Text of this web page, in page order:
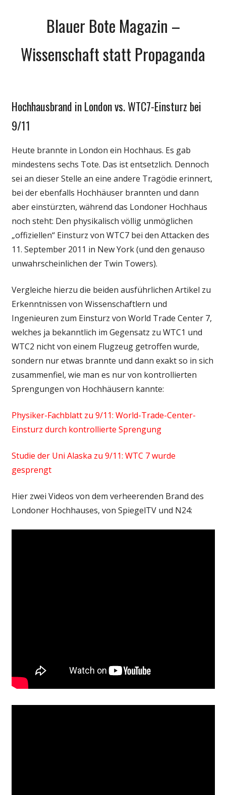
Blauer Bote Magazin –
Wissenschaft statt Propaganda
Gesellschaft
Wissenschaft
Hochhausbrand in London vs. WTC7-Einsturz bei
9/11
Heute brannte in London ein Hochhaus. Es gab
mindestens sechs Tote. Das ist entsetzlich. Dennoch
sei an dieser Stelle an eine andere Tragödie erinnert,
bei der ebenfalls Hochhäuser brannten und dann
aber einstürzten, während das Londoner Hochhaus
noch steht: Den physikalisch völlig unmöglichen
„offiziellen“ Einsturz von WTC7 bei den Attacken des
11. September 2011 in New York (und den genauso
unwahrscheinlichen der Twin Towers).
Vergleiche hierzu die beiden ausführlichen Artikel zu
Erkenntnissen von Wissenschaftlern und
Ingenieuren zum Einsturz von World Trade Center 7,
welches ja bekanntlich im Gegensatz zu WTC1 und
WTC2 nicht von einem Flugzeug getroffen wurde,
sondern nur etwas brannte und dann exakt so in sich
zusammenfiel, wie man es nur von kontrollierten
Sprengungen von Hochhäusern kannte:
Physiker-Fachblatt zu 9/11: World-Trade-Center-
Einsturz durch kontrollierte Sprengung
Studie der Uni Alaska zu 9/11: WTC 7 wurde
gesprengt
Hier zwei Videos von dem verheerenden Brand des
Londoner Hochhauses, von SpiegelTV und N24: